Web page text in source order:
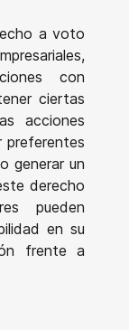
a voto
con
ciertas
acciones
preferentes
generar un
derecho
pueden
en su
frente a